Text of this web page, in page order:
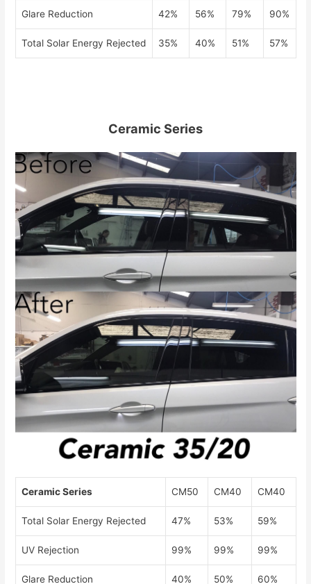
Glare Reduction 42% 56% 79% 90%
Total Solar Energy Rejected 35% 40% 51% 57%
Ceramic Series
Ceramic Series CM50 CM40 CM40
Total Solar Energy Rejected 47% 53% 59%
UV Rejection 99% 99% 99%
Glare Reduction 40% 50% 60%